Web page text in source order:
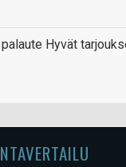
Hyvät